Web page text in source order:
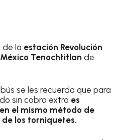
de la estación Revolución
Tenochtitlande
se les recuerda que para
sin cobro extra es
el mismo método de
los torniquetes.